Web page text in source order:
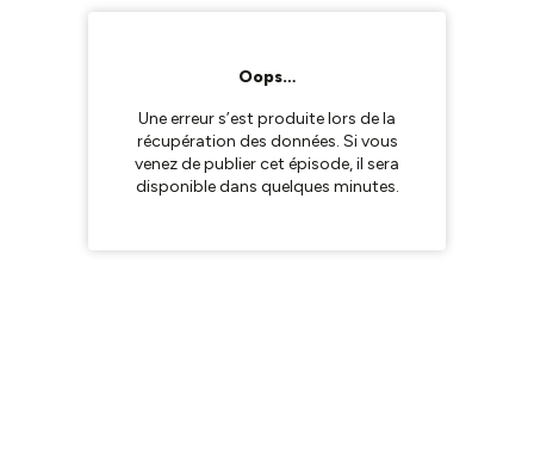
Oops…
Une erreur s’est produite lors de la
récupération des données. Si vous
venez de publier cet épisode, il sera
disponible dans quelques minutes.